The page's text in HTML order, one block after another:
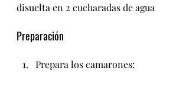
disuelta en 2 cucharadas de agua
Preparación
Prepara los camarones: